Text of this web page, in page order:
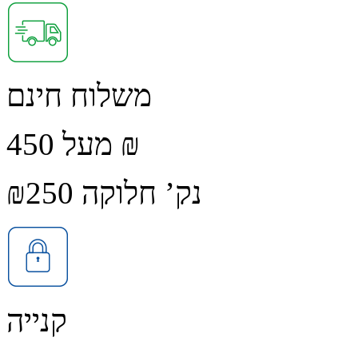
משלוח חינם
מעל 450 ₪
נק’ חלוקה ₪250
קנייה